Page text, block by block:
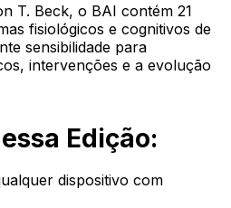
T. Beck, o BAI contém 21
fisiológicos e cognitivos de
sensibilidade para
intervenções e a evolução
Edição:
dispositivo com